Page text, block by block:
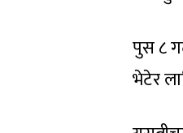
पुस ८
भेटेर